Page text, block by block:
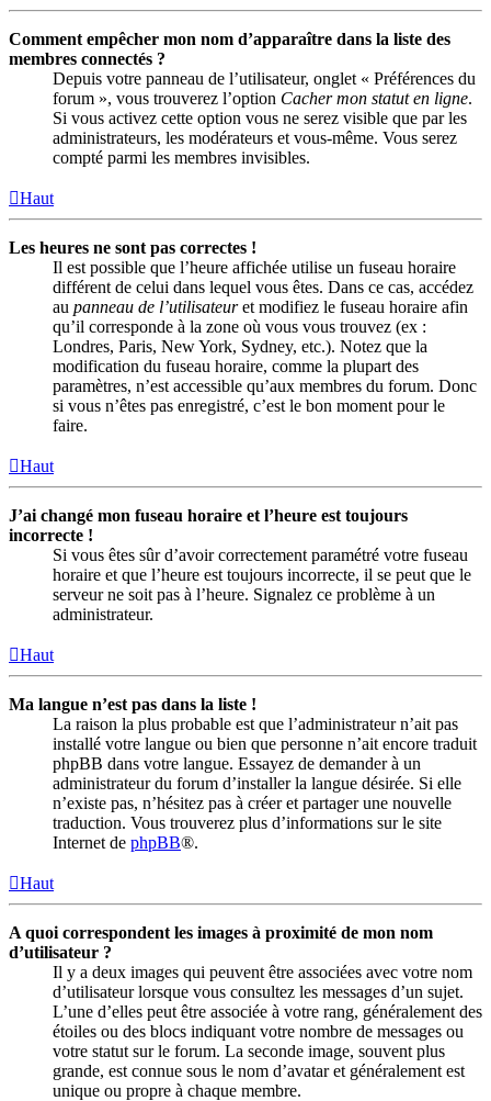
Comment empêcher mon nom d’apparaître dans la liste des
membres connectés ?
Depuis votre panneau de l’utilisateur, onglet « Préférences du
forum », vous trouverez l’option Cacher mon statut en ligne.
Si vous activez cette option vous ne serez visible que par les
administrateurs, les modérateurs et vous-même. Vous serez
compté parmi les membres invisibles.
Haut
Les heures ne sont pas correctes !
Il est possible que l’heure affichée utilise un fuseau horaire
différent de celui dans lequel vous êtes. Dans ce cas, accédez
au panneau de l’utilisateuret modifiez le fuseau horaire afin
qu’il corresponde à la zone où vous vous trouvez (ex :
Londres, Paris, New York, Sydney, etc.). Notez que la
modification du fuseau horaire, comme la plupart des
paramètres, n’est accessible qu’aux membres du forum. Donc
si vous n’êtes pas enregistré, c’est le bon moment pour le
faire.
Haut
J’ai changé mon fuseau horaire et l’heure est toujours
incorrecte !
Si vous êtes sûr d’avoir correctement paramétré votre fuseau
horaire et que l’heure est toujours incorrecte, il se peut que le
serveur ne soit pas à l’heure. Signalez ce problème à un
administrateur.
Haut
Ma langue n’est pas dans la liste !
La raison la plus probable est que l’administrateur n’ait pas
installé votre langue ou bien que personne n’ait encore traduit
phpBB dans votre langue. Essayez de demander à un
administrateur du forum d’installer la langue désirée. Si elle
n’existe pas, n’hésitez pas à créer et partager une nouvelle
traduction. Vous trouverez plus d’informations sur le site
Internet de phpBB®.
Haut
A quoi correspondent les images à proximité de mon nom
d’utilisateur ?
Il y a deux images qui peuvent être associées avec votre nom
d’utilisateur lorsque vous consultez les messages d’un sujet.
L’une d’elles peut être associée à votre rang, généralement des
étoiles ou des blocs indiquant votre nombre de messages ou
votre statut sur le forum. La seconde image, souvent plus
grande, est connue sous le nom d’avatar et généralement est
unique ou propre à chaque membre.